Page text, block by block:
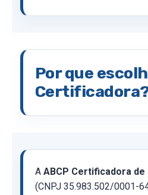
Por que
A ABCP Certificadora
(CNPJ 35.983.502/0001-